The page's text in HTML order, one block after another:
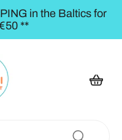
in the Baltics for
**